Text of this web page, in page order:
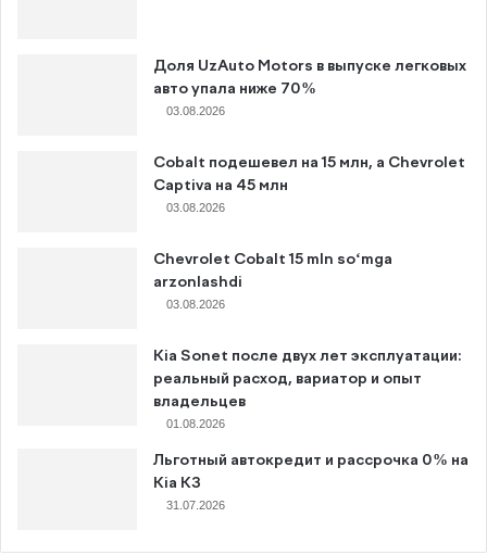
Доля UzAuto Motors в выпуске легковых
авто упала ниже 70%
03.08.2026
Cobalt подешевел на 15 млн, а Chevrolet
Captiva на 45 млн
03.08.2026
Chevrolet Cobalt 15 mln so‘mga
arzonlashdi
03.08.2026
Kia Sonet после двух лет эксплуатации:
реальный расход, вариатор и опыт
владельцев
01.08.2026
Льготный автокредит и рассрочка 0% на
Kia K3
31.07.2026